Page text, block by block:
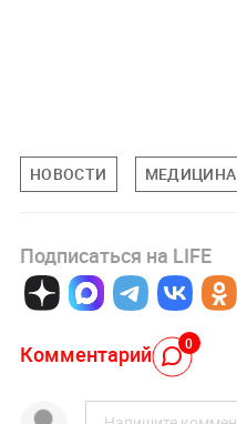
НОВОСТИ МЕДИЦИНА
Подписаться на LIFE
Комментарий 0